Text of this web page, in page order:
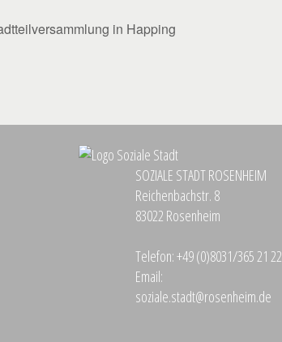
in Happing
SOZIALE STADT ROSENHEIM
Reichenbachstr. 8
83022 Rosenheim
Telefon:+49 (0)8031/365 21 22
Email:
soziale.stadt@rosenheim.de